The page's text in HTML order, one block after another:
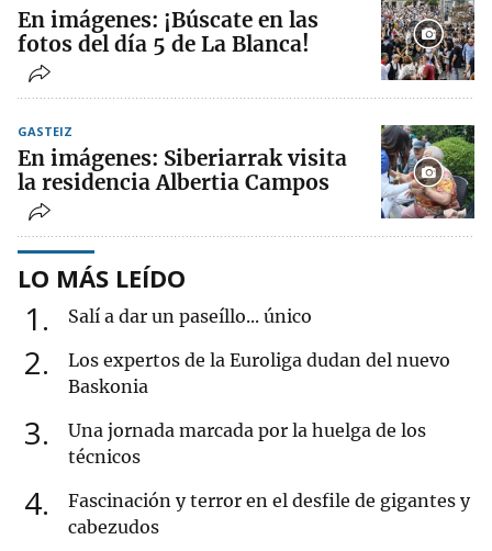
En imágenes: ¡Búscate en las
fotos del día 5 de La Blanca!
GASTEIZ
En imágenes: Siberiarrak visita
la residencia Albertia Campos
LO MÁS LEÍDO
1 Salí a dar un paseíllo... único
2
Los expertos de la Euroliga dudan del nuevo
Baskonia
3
Una jornada marcada por la huelga de los
técnicos
4
Fascinación y terror en el desfile de gigantes y
cabezudos